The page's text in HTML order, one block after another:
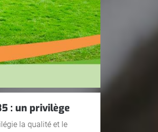
: un privilège
la qualité et le